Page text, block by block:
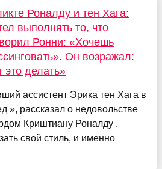
Роналду и тен Хага:
выполнять то, что
Ронни: «Хочешь
Он возражал:
это делать»
ассистент Эрика тен Хага в
», рассказал о недовольстве
Криштиану Роналду .
свой стиль, и именно